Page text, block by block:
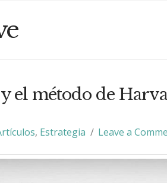
el método de
, Estrategia Leave a